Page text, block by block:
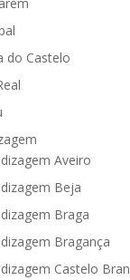
do Castelo
Aveiro
Beja
Braga
Bragança
Castelo